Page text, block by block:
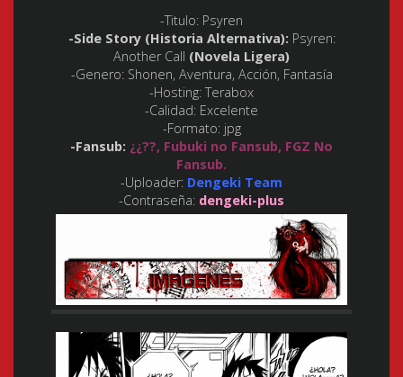
-Titulo: Psyren
-Side Story (Historia Alternativa): Psyren:
Another Call (Novela Ligera)
-Genero:Shonen, Aventura, Acción, Fantasía
-Hosting:Terabox
-Calidad: Excelente
-Formato:jpg
-Fansub: ¿¿??, Fubuki no Fansub, FGZ No
Fansub.
-Uploader: Dengeki Team
-Contraseña: dengeki-plus